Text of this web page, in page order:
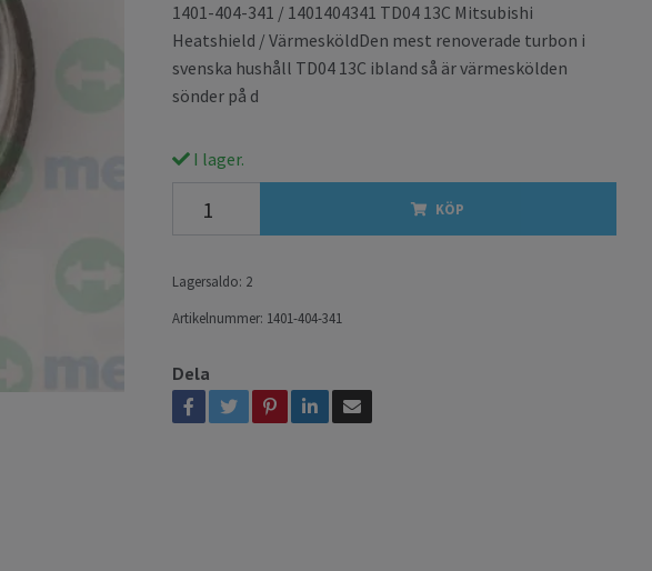
1401-404-341 / 1401404341 TD04 13C Mitsubishi
Heatshield / VärmesköldDen mest renoverade turbon i
svenska hushåll TD04 13C ibland så är värmeskölden
sönder på d
I lager.
KÖP
Lagersaldo: 2
Artikelnummer: 1401-404-341
Dela